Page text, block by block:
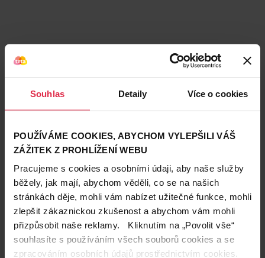
Souhlas Detaily Více o cookies
POUŽÍVÁME COOKIES, ABYCHOM VYLEPŠILI VÁŠ
ZÁŽITEK Z PROHLÍŽENÍ WEBU
Pracujeme s cookies a osobními údaji, aby naše služby
běžely, jak mají, abychom věděli, co se na našich
stránkách děje, mohli vám nabízet užitečné funkce, mohli
zlepšit zákaznickou zkušenost a abychom vám mohli
přizpůsobit naše reklamy. Kliknutím na „Povolit vše“
souhlasíte s používáním všech souborů cookies a se
zpracováním osobních údajů prostřednictvím cookies.
Teta prodejny a služby